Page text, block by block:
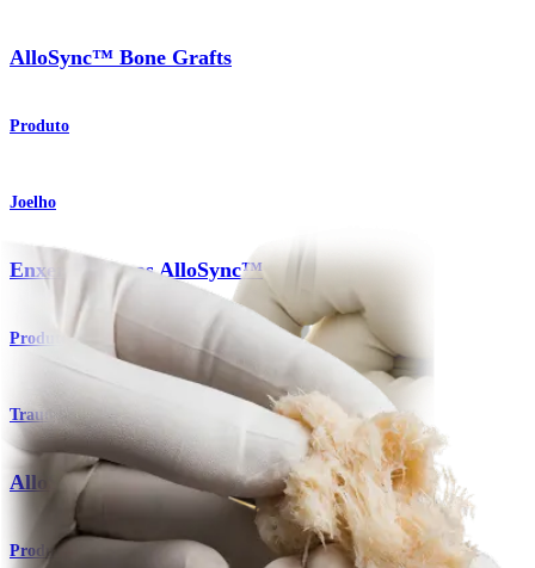
AlloSync™ Bone Grafts
Produto
Joelho
Enxertos ósseos AlloSync™
Produto
Traumatismo - Extremidades superiores
AlloSync™ Bone Grafts
Produto